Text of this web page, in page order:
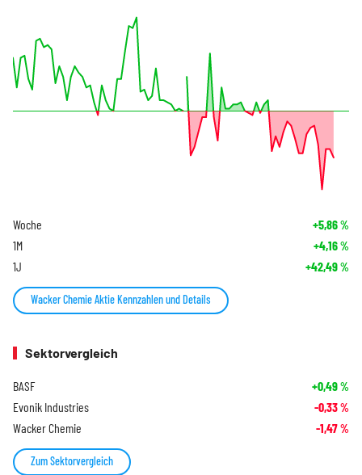
Woche +5,86%
1M +4,16%
1J +42,49%
Wacker Chemie Aktie Kennzahlen und Details
Sektorvergleich
BASF +0,49%
Evonik Industries -0,33%
Wacker Chemie -1,47%
Zum Sektorvergleich